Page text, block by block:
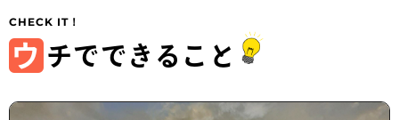
ウ チでできること